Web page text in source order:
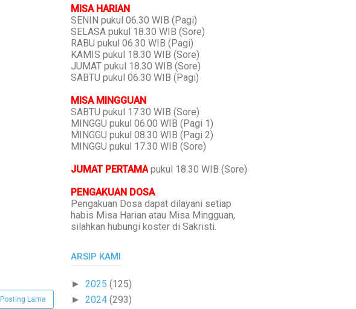
Posting Lama
MISA HARIAN
SENIN pukul 06.30 WIB (Pagi)
SELASA pukul 18.30 WIB (Sore)
RABU pukul 06.30 WIB (Pagi)
KAMIS pukul 18.30 WIB (Sore)
JUMAT pukul 18.30 WIB (Sore)
SABTU pukul 06.30 WIB (Pagi)
MISA MINGGUAN
SABTU pukul 17.30 WIB (Sore)
MINGGU pukul 06.00 WIB (Pagi 1)
MINGGU pukul 08.30 WIB (Pagi 2)
MINGGU pukul 17.30 WIB (Sore)
JUMAT PERTAMA pukul 18.30 WIB (Sore)
PENGAKUAN DOSA
Pengakuan Dosa dapat dilayani setiap
habis Misa Harian atau Misa Mingguan,
silahkan hubungi koster di Sakristi.
ARSIP KAMI
► 2025 (125)
► 2024 (293)